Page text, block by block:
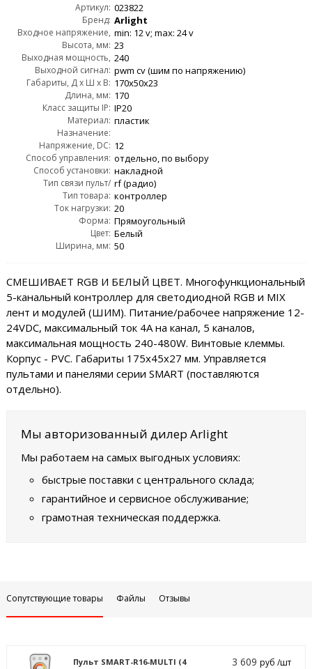
Артикул: 023822
Бренд: Arlight
Входное напряжение,
AC:
min: 12 v; max: 24 v
Высота, мм: 23
Выходная мощность,
Wout:
240
Выходной сигнал: pwm сv (шим по напряжению)
Габариты, Д x Ш x В: 170x50x23
Длина, мм: 170
Класс защиты IP: IP20
Материал: пластик
Назначение:
для светодиодных лент и модулей (cv/шим)
Напряжение, DC: 12
Способ управления: отдельно, по выбору
Способ установки: накладной
Тип связи пульт/
контроллер:
rf (радио)
Тип товара: контроллер
Ток нагрузки: 20
Форма: Прямоугольный
Цвет: Белый
Ширина, мм: 50
СМЕШИВАЕТ RGB И БЕЛЫЙ ЦВЕТ. Многофункциональный
5-канальный контроллер для светодиодной RGB и MIX
лент и модулей (ШИМ). Питание/рабочее напряжение 12-
24VDC, максимальный ток 4A на канал, 5 каналов,
максимальная мощность 240-480W. Винтовые клеммы.
Корпус - PVC. Габариты 175x45x27 мм. Управляется
пультами и панелями серии SMART (поставляются
отдельно).
Мы авторизованный дилер Arlight
Мы работаем на самых выгодных условиях:
быстрые поставки с центрального склада;
гарантийное и сервисное обслуживание;
грамотная техническая поддержка.
Сопутствующие товары Файлы Отзывы
Пульт SMART-R16-MULTI (4
3 609руб /шт